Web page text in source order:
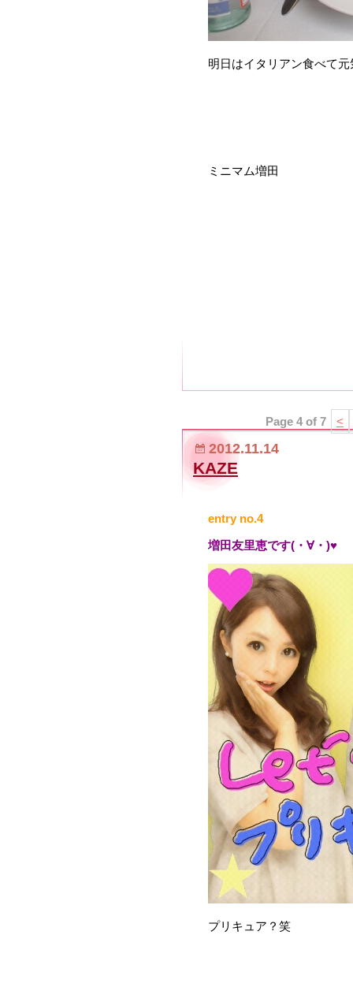
明日はイタリアン食べて
ミニマム増田
Page 4 of 7 <
2012.11.14
KAZE
entry no.4
増田友里恵です(・∀・)♥
プリキュア？笑